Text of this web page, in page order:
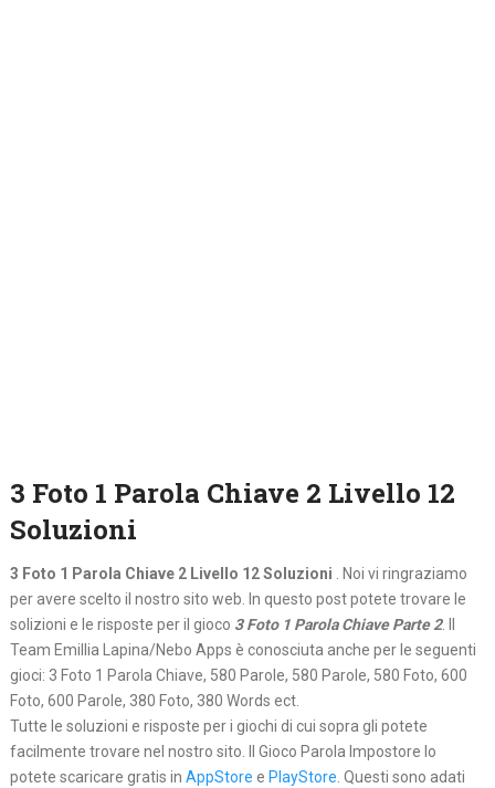
3 Foto 1 Parola Chiave 2 Livello 12
Soluzioni
3 Foto 1 Parola Chiave 2 Livello 12 Soluzioni . Noi vi ringraziamo
per avere scelto il nostro sito web. In questo post potete trovare le
solizioni e le risposte per il gioco 3 Foto 1 Parola Chiave Parte 2. Il
Team Emillia Lapina/Nebo Apps è conosciuta anche per le seguenti
gioci: 3 Foto 1 Parola Chiave, 580 Parole, 580 Parole, 580 Foto, 600
Foto, 600 Parole, 380 Foto, 380 Words ect.
Tutte le soluzioni e risposte per i giochi di cui sopra gli potete
facilmente trovare nel nostro sito. Il Gioco Parola Impostore lo
potete scaricare gratis in AppStore e PlayStore. Questi sono adati